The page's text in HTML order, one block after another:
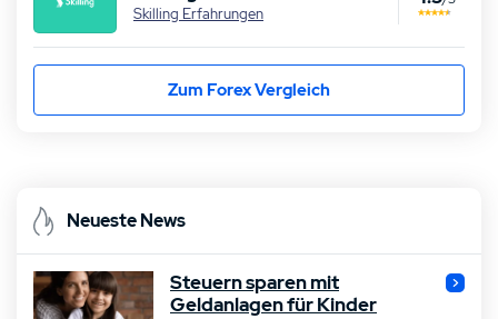
Skilling Erfahrungen
Zum Forex Vergleich
Neueste News
Steuern sparen mit
Geldanlagen für Kinder